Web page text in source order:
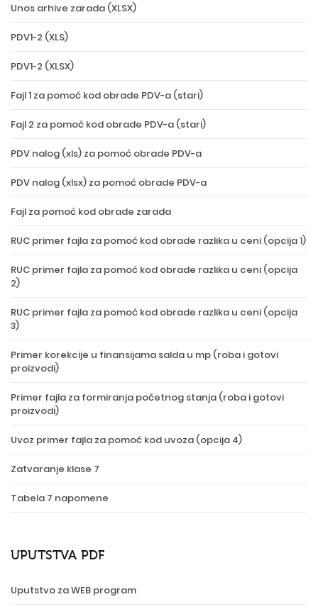
Unos arhive zarada (XLSX)
PDV1-2 (XLS)
PDV1-2 (XLSX)
Fajl 1 za pomoć kod obrade PDV-a (stari)
Fajl 2 za pomoć kod obrade PDV-a (stari)
PDV nalog (xls) za pomoć obrade PDV-a
PDV nalog (xlsx) za pomoć obrade PDV-a
Fajl za pomoć kod obrade zarada
RUC primer fajla za pomoć kod obrade razlika u ceni (opcija 1)
RUC primer fajla za pomoć kod obrade razlika u ceni (opcija
2)
RUC primer fajla za pomoć kod obrade razlika u ceni (opcija
3)
Primer korekcije u finansijama salda u mp (roba i gotovi
proizvodi)
Primer fajla za formiranja početnog stanja (roba i gotovi
proizvodi)
Uvoz primer fajla za pomoć kod uvoza (opcija 4)
Zatvaranje klase 7
Tabela 7 napomene
UPUTSTVA PDF
Uputstvo za WEB program